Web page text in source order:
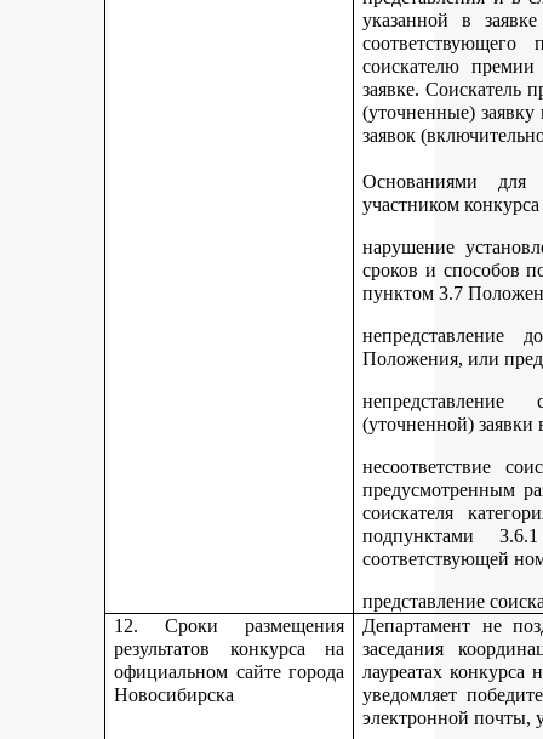
указанной в
соответствующего
соискателю
заявке. Соискатель
(уточненные)
заявок
Основаниями для
участником
нарушение
сроков и способов
пунктом 3.7
непредставление
Положения, или
непредставление
(уточненной) заявки
несоответствие
предусмотренным
соискателя
подпунктами 3.6.1
соответствующей
представление
12. Сроки размещения
результатов конкурса на
официальном сайте города
Новосибирска
Департамент не
заседания
лауреатах
уведомляет
электронной почты,